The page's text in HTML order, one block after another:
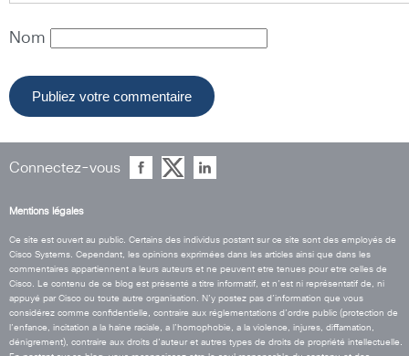
Nom
Connectez-vous
Mentions légales
Ce site est ouvert au public. Certains des individus postant sur ce site sont des employés de
Cisco Systems. Cependant, les opinions exprimées dans les articles ainsi que dans les
commentaires appartiennent a leurs auteurs et ne peuvent etre tenues pour etre celles de
Cisco. Le contenu de ce blog est présenté a titre informatif, et n’est ni représentatif de, ni
appuyé par Cisco ou toute autre organisation. N’y postez pas d’information que vous
considérez comme confidentielle, contraire aux réglementations d’ordre public (protection de
l’enfance, incitation a la haine raciale, a l’homophobie, a la violence, injures, diffamation,
dénigrement), contraire aux droits d’auteur et autres types de droits de propriété intellectuelle.